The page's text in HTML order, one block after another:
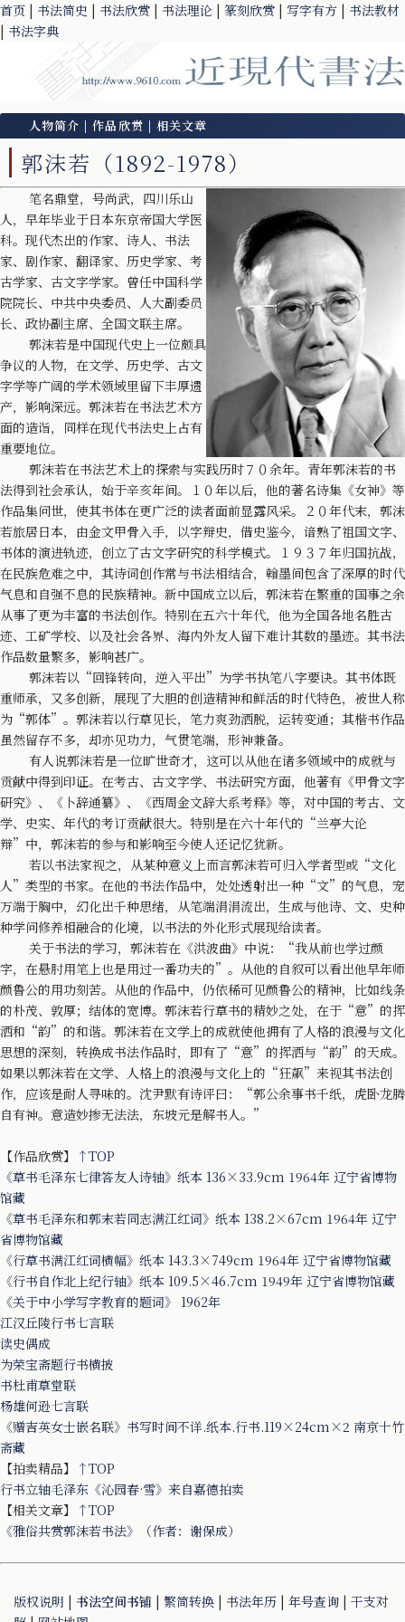
首页 | 书法简史 | 书法欣赏 | 书法理论 | 篆刻欣赏 | 写字有方 | 书法教材
| 书法字典
人物简介 |作品欣赏 | 相关文章
郭沫若（1892-1978）
笔名鼎堂，号尚武，四川乐山
人，早年毕业于日本东京帝国大学医
科。现代杰出的作家、诗人、书法
家、剧作家、翻译家、历史学家、考
古学家、古文字学家。曾任中国科学
院院长、中共中央委员、人大副委员
长、政协副主席、全国文联主席。
郭沫若是中国现代史上一位颇具
争议的人物，在文学、历史学、古文
字学等广阔的学术领域里留下丰厚遗
产，影响深远。郭沫若在书法艺术方
面的造诣，同样在现代书法史上占有
重要地位。
郭沫若在书法艺术上的探索与实践历时７０余年。青年郭沫若的书
法得到社会承认，始于辛亥年间。１０年以后，他的著名诗集《女神》等
作品集问世，使其书体在更广泛的读者面前显露风采。２０年代末，郭沫
若旅居日本，由金文甲骨入手，以字辩史，借史鉴今，谙熟了祖国文字、
书体的演进轨迹，创立了古文字研究的科学模式。１９３７年归国抗战，
在民族危难之中，其诗词创作常与书法相结合，翰墨间包含了深厚的时代
气息和自强不息的民族精神。新中国成立以后，郭沫若在繁重的国事之余
从事了更为丰富的书法创作。特别在五六十年代，他为全国各地名胜古
迹、工矿学校、以及社会各界、海内外友人留下难计其数的墨迹。其书法
作品数量繁多，影响甚广。
郭沫若以“回锋转向，逆入平出”为学书执笔八字要诀。其书体既
重师承，又多创新，展现了大胆的创造精神和鲜活的时代特色，被世人称
为“郭体”。郭沫若以行草见长，笔力爽劲洒脱，运转变通；其楷书作品
虽然留存不多，却亦见功力，气贯笔端，形神兼备。
有人说郭沫若是一位旷世奇才，这可以从他在诸多领域中的成就与
贡献中得到印证。在考古、古文字学、书法研究方面，他著有《甲骨文字
研究》、《卜辞通纂》、《西周金文辞大系考释》等，对中国的考古、文
学、史实、年代的考订贡献很大。特别是在六十年代的“兰亭大论
辩”中，郭沫若的参与和影响至今使人还记忆犹新。
若以书法家视之，从某种意义上而言郭沫若可归入学者型或“文化
人”类型的书家。在他的书法作品中，处处透射出一种“文”的气息，宠
万端于胸中，幻化出千种思绪，从笔端涓涓流出，生成与他诗、文、史种
种学问修养相融合的化境，以书法的外化形式展现给读者。
关于书法的学习，郭沫若在《洪波曲》中说：“我从前也学过颜
字，在悬肘用笔上也是用过一番功夫的”。从他的自叙可以看出他早年师
颜鲁公的用功刻苦。从他的作品中，仍依稀可见颜鲁公的精神，比如线条
的朴茂、敦厚；结体的宽博。郭沫若行草书的精妙之处，在于“意”的挥
洒和“韵”的和谐。郭沫若在文学上的成就使他拥有了人格的浪漫与文化
思想的深刻，转换成书法作品时，即有了“意”的挥洒与“韵”的天成。
如果以郭沫若在文学、人格上的浪漫与文化上的“狂飙”来视其书法创
作，应该是耐人寻味的。沈尹默有诗评曰：“郭公余事书千纸，虎卧龙腾
自有神。意造妙掺无法法，东坡元是解书人。”
【作品欣赏】 ↑TOP
《草书毛泽东七律答友人诗轴》纸本 136×33.9cm 1964年 辽宁省博物
馆藏
《草书毛泽东和郭末若同志满江红词》纸本 138.2×67cm 1964年 辽宁
省博物馆藏
《行草书满江红词横幅》纸本 143.3×749cm 1964年 辽宁省博物馆藏
《行书自作北上纪行轴》纸本 109.5×46.7cm 1949年 辽宁省博物馆藏
《关于中小学写字教育的题词》 1962年
江汉丘陵行书七言联
读史偶成
为荣宝斋题行书横披
书杜甫草堂联
杨雄何逊七言联
《赠吉英女士嵌名联》书写时间不详.纸本.行书.119×24cm×2 南京十竹
斋藏
【拍卖精品】 ↑TOP
行书立轴毛泽东《沁园春·雪》来自嘉德拍卖
【相关文章】 ↑TOP
《雅俗共赏郭沫若书法》（作者：谢保成）
版权说明 | 书法空间书铺 | 繁简转换 | 书法年历 | 年号查询 | 干支对